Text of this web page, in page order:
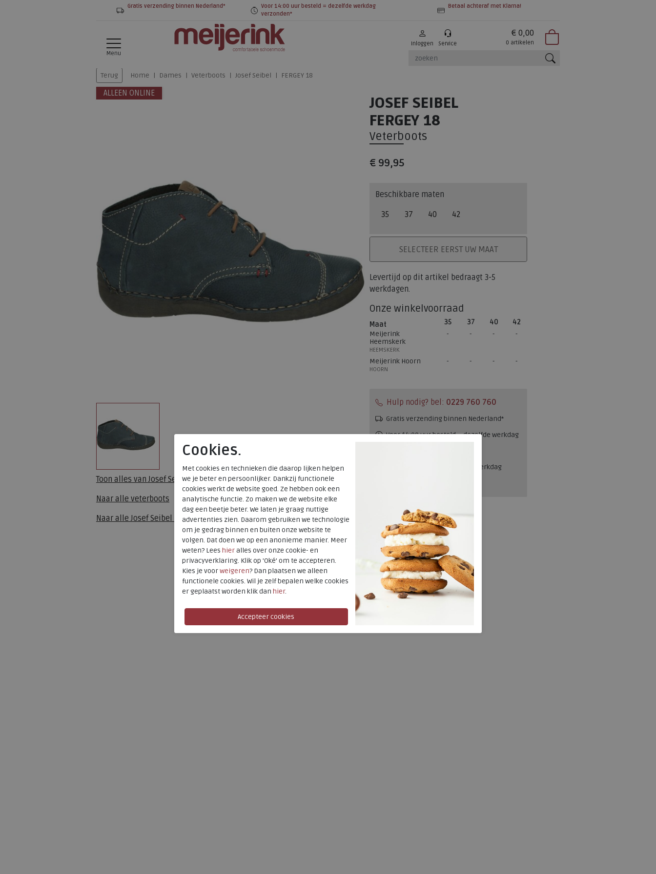
Gratis verzending binnen Nederland*
Voor 14:00 uur besteld = dezelfde werkdag
verzonden*
Betaal achteraf met Klarna!
Menu
Inloggen Service
€ 0,00
0 artikelen
Terug Home Dames Veterboots Josef Seibel FERGEY 18
ALLEEN ONLINE
Toon alles vanJosef Seibel
Naar alle veterboots
Naar alleJosef Seibel veterboots
JOSEF SEIBEL
FERGEY 18
Veterboots
€ 99,95
Beschikbare maten
35 37 40 42
PLAATS IN WINKELMAND
SELECTEER EERST UW MAAT
Levertijd op dit artikel bedraagt 3-5
werkdagen.
Onze winkelvoorraad
Maat 35 37 40
42
Meijerink
Heemskerk
HEEMSKERK
Meijerink Hoorn
HOORN
Hulp nodig? bel: 0229 760 760
Gratis verzending binnen Nederland*
Voor 14:00 uur besteld = dezelfde werkdag
Altijd retourneren, binnen 1 werkdag
Josef Seibel
Fabrikantcode
251.50.056.35
Bestelcode
wa294526
Kleur
Blauw
Uitneembaar
voetbed
nee
Cookies.
Met cookies en technieken die daarop lijken helpen
we je beter en persoonlijker. Dankzij functionele
cookies werkt de website goed. Ze hebben ook een
analytische functie. Zo maken we de website elke
dag een beetje beter. We laten je graag nuttige
advertenties zien. Daarom gebruiken we technologie
om je gedrag binnen en buiten onze website te
volgen. Dat doen we op een anonieme manier. Meer
weten? Lees hieralles over onze cookie- en
privacyverklaring. Klik op 'Oké' om te accepteren.
Kies je voorweigeren? Dan plaatsen we alleen
functionele cookies. Wil je zelf bepalen welke cookies
er geplaatst worden klik dan hier.